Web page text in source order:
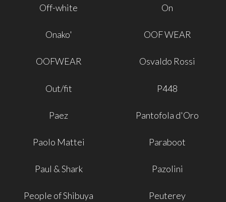
Off-white On
Onako' OOF WEAR
OOFWEAR Osvaldo Rossi
Out/fit P448
Paez Pantofola d'Oro
Paolo Mattei Paraboot
Paul & Shark Pazolini
People of Shibuya Peuterey